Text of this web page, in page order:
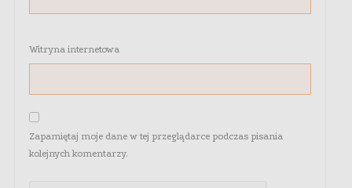
Witryna internetowa
Zapamiętaj moje dane w tej przeglądarce podczas pisania
kolejnych komentarzy.